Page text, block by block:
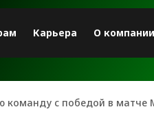
Карьера О компании
команду c победой в матче